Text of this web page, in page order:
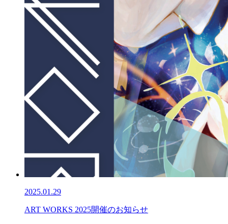
2025.01.29
ART WORKS 2025開催のお知らせ